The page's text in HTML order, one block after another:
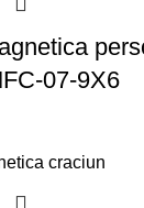
07-9X6